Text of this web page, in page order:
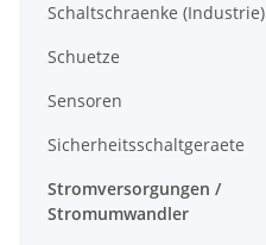
Schaltschraenke (Industrie)
Schuetze
Sensoren
Sicherheitsschaltgeraete
Stromversorgungen /
Stromumwandler